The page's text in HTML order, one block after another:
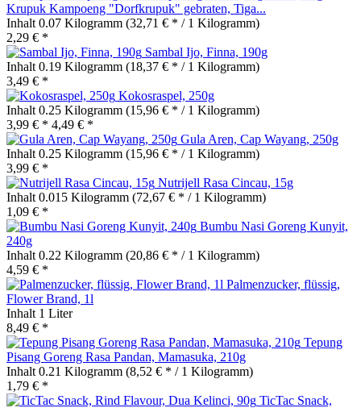
Krupuk Kampoeng "Dorfkrupuk" gebraten, Tiga...
Inhalt 0.07 Kilogramm (32,71 € * / 1 Kilogramm)
2,29 € *
Sambal Ijo, Finna, 190g
Inhalt 0.19 Kilogramm (18,37 € * / 1 Kilogramm)
3,49 € *
Kokosraspel, 250g
Inhalt 0.25 Kilogramm (15,96 € * / 1 Kilogramm)
3,99 € * 4,49 € *
Gula Aren, Cap Wayang, 250g
Inhalt 0.25 Kilogramm (15,96 € * / 1 Kilogramm)
3,99 € *
Nutrijell Rasa Cincau, 15g
Inhalt 0.015 Kilogramm (72,67 € * / 1 Kilogramm)
1,09 € *
Bumbu Nasi Goreng Kunyit,
240g
Inhalt 0.22 Kilogramm (20,86 € * / 1 Kilogramm)
4,59 € *
Palmenzucker, flüssig,
Flower Brand, 1l
Inhalt 1 Liter
8,49 € *
Tepung
Pisang Goreng Rasa Pandan, Mamasuka, 210g
Inhalt 0.21 Kilogramm (8,52 € * / 1 Kilogramm)
1,79 € *
TicTac Snack,